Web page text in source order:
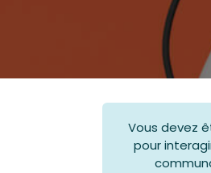
Vous devez
pour